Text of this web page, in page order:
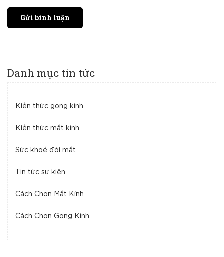
Gửi bình luận
Danh mục tin tức
Kiến thức gọng kính
Kiến thức mắt kính
Sức khoẻ đôi mắt
Tin tức sự kiện
Cách Chọn Mắt Kính
Cách Chọn Gọng Kính